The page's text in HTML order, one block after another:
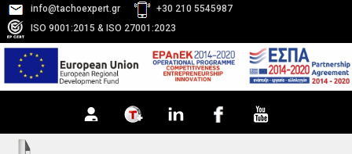
info@tachoexpert.gr
+30 210 5545987
ISO 9001:2015 & ISO 27001:2023